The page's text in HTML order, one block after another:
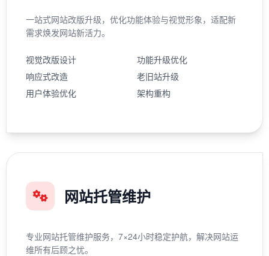
一站式网站改版升级，优化功能体验与视觉形象，适配新
需求焕发网站新活力。
视觉改版设计
功能升级优化
响应式改造
老旧站升级
用户体验优化
架构重构
网站托管维护
专业网站托管维护服务，7×24小时稳定护航，解决网站运
维所有后顾之忧。